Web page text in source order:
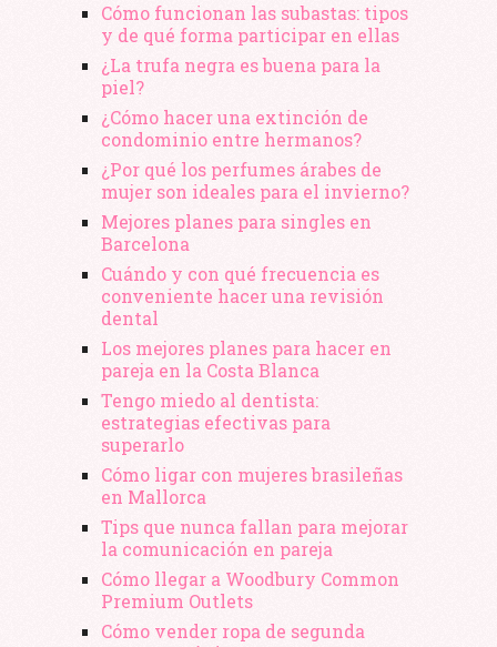
Cómo funcionan las subastas: tipos
y de qué forma participar en ellas
¿La trufa negra es buena para la
piel?
¿Cómo hacer una extinción de
condominio entre hermanos?
¿Por qué los perfumes árabes de
mujer son ideales para el invierno?
Mejores planes para singles en
Barcelona
Cuándo y con qué frecuencia es
conveniente hacer una revisión
dental
Los mejores planes para hacer en
pareja en la Costa Blanca
Tengo miedo al dentista:
estrategias efectivas para
superarlo
Cómo ligar con mujeres brasileñas
en Mallorca
Tips que nunca fallan para mejorar
la comunicación en pareja
Cómo llegar a Woodbury Common
Premium Outlets
Cómo vender ropa de segunda